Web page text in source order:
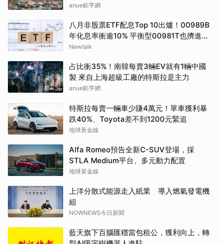
anue鉅亨網
八月非股票ETF配息Top 10出爐！00989B
年化息率衝逾10% 平衡型00981T也擠進前
四
Newtalk
占比衝35%！南韓每賣3輛EV就有1輛中國
製 來自上海超級工廠的特斯拉是主力
anue鉅亨網
特斯拉每賣一輛車少賺4萬元！單車獲利暴
跌40%、Toyota差不到1200元緊追
地球黃金線
Alfa Romeo預告全新C-SUV登場，採
STLA Medium平台、多元動力配置
地球黃金線
上洋分散式能源走入紙業 導入燃氣發電機
組
NOWNEWS今日新聞
藍天旗下百腦匯穩當包租公，獲利向上，轉